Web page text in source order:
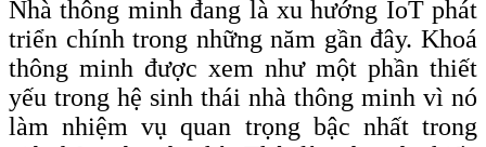
Nhà thông minh đang là xu hướng IoT phát
triển chính trong những năm gần đây. Khoá
thông minh được xem như một phần thiết
yếu trong hệ sinh thái nhà thông minh vì nó
làm nhiệm vụ quan trọng bậc nhất trong